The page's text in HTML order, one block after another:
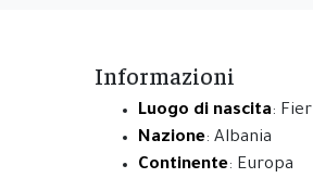
Informazioni
Luogo di nascita: Fier
Nazione: Albania
Continente: Europa